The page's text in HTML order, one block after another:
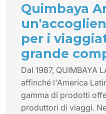
Quimbaya
per i
grande
Dal 1987, QUIMBAYA
affinché l'America
gamma di prodotti
produttori di viaggi.